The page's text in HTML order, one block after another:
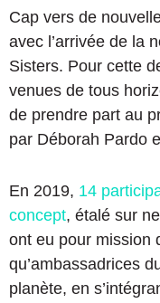
Cap vers de
avec l’arrivée de la
Sisters. Pour cette
venues de tous
de prendre part au
par Déborah Pardo
En 2019, 14
concept, étalé sur
ont eu pour mission
qu’ambassadrices
planète, en